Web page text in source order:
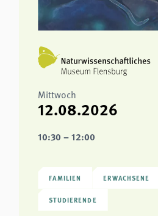
Mittwoch
12.08.2026
10:30 – 12:00
FAMILIEN ERWACHSENE
STUDIERENDE